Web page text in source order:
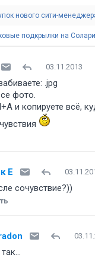
нового сити-
подкрылки на
03.11.2013
.jpg
фото.
и копируете всё,
Е
сочувствие?))